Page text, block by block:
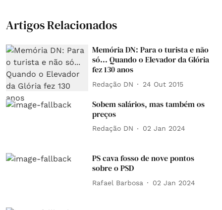
Artigos Relacionados
Memória DN: Para o turista e não
só... Quando o Elevador da Glória
fez 130 anos
Redação DN 24 Out 2015
Sobem salários, mas também os
preços
Redação DN 02 Jan 2024
PS cava fosso de nove pontos
sobre o PSD
Rafael Barbosa 02 Jan 2024